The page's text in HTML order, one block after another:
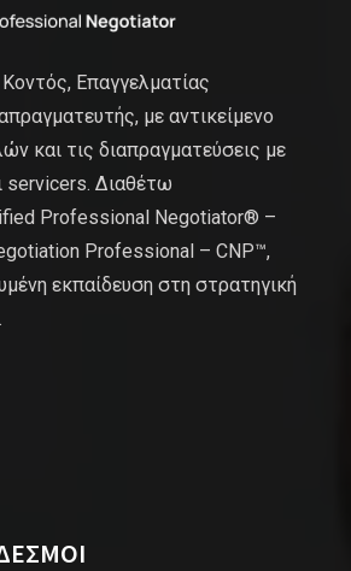
Επαγγελματίας
με αντικείμενο
και τις διαπραγματεύσεις με
servicers. Διαθέτω
Professional Negotiator® –
Professional – CNP™,
εκπαίδευση στη στρατηγική